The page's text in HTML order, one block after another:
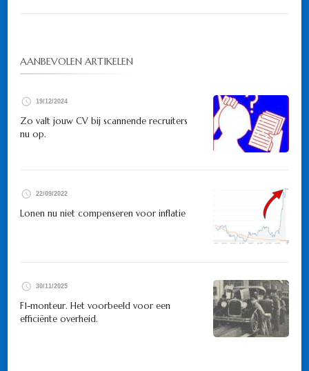
AANBEVOLEN ARTIKELEN
19/12/2024
Zo valt jouw CV bij scannende recruiters
nu op.
22/09/2022
Lonen nu niet compenseren voor inflatie
30/11/2025
F1-monteur. Het voorbeeld voor een
efficiënte overheid.